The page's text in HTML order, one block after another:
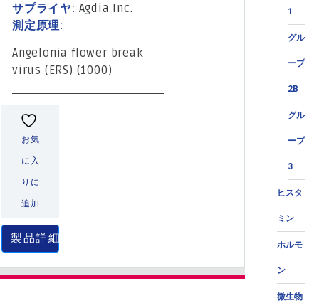
1
グル
ープ
2B
グル
ープ
3
ヒスタ
ミン
ホルモ
ン
微生物
サプライヤ: Agdia Inc.
測定原理:
Angelonia flower break
virus (ERS) (1000)
お気
に入
りに
追加
製品詳細